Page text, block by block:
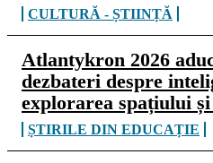
CULTURĂ - ȘTIINȚĂ
Atlantykron 2026
dezbateri despre
explorarea spațiului
ȘTIRILE DIN EDUCAȚIE